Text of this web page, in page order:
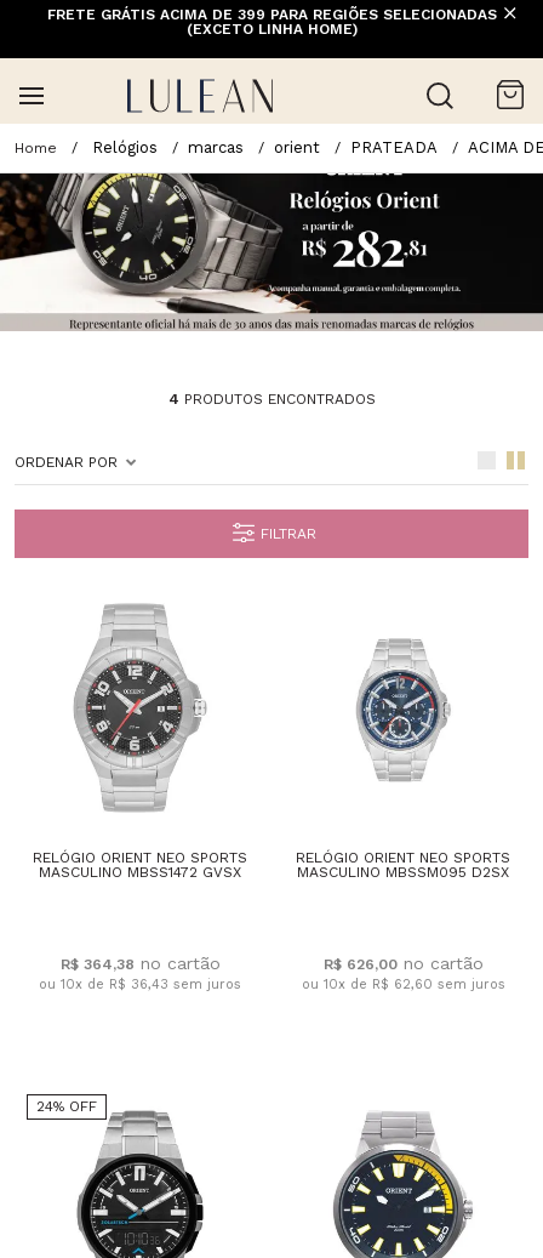
FRETE GRÁTIS ACIMA DE 399 PARA REGIÕES SELECIONADAS
(EXCETO LINHA HOME)
Relógios marcas orient PRATEADA ACIMA
4 PRODUTOS ENCONTRADOS
ORDENAR POR
FILTRAR
RELÓGIO ORIENT NEO SPORTS
MASCULINO MBSS1472 GVSX
R$ 364,38
ou 10x de R$ 36,43 sem juros
RELÓGIO ORIENT NEO SPORTS
MASCULINO MBSSM095 D2SX
R$ 626,00
ou 10x de R$ 62,60 sem juros
24% OFF